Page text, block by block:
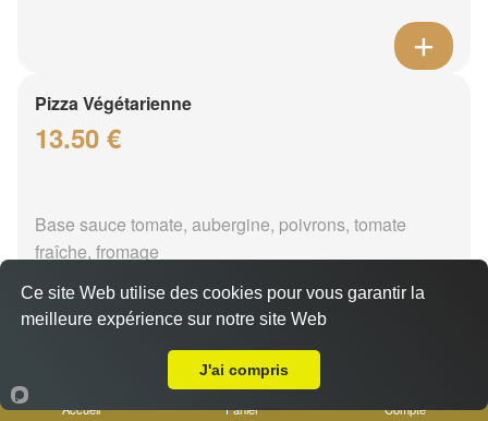
Pizza Végétarienne
13.50 €
Base sauce tomate, aubergine, poivrons, tomate
fraîche, fromage
14.50 €
Accueil Panier Compte
Ce site Web utilise des cookies pour vous garantir la
meilleure expérience sur notre site Web
J'ai compris